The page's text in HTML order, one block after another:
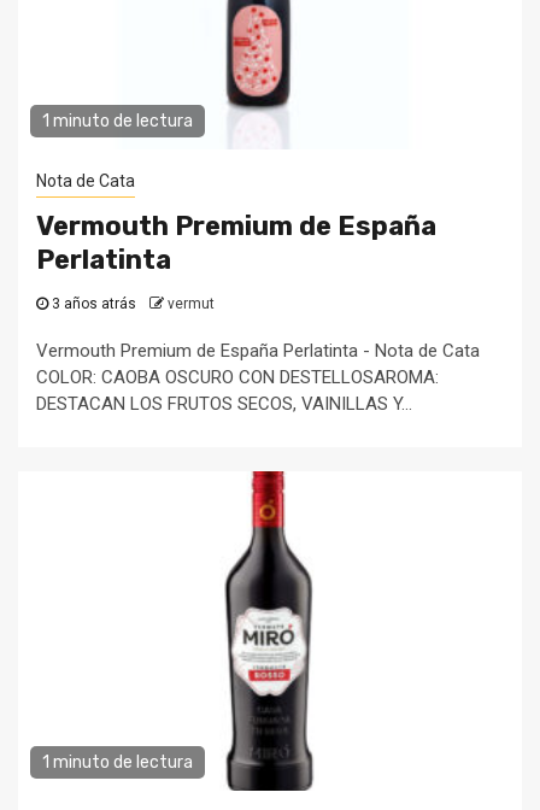
1 minuto de lectura
Nota de Cata
Vermouth Premium de España
Perlatinta
3 años atrás vermut
Vermouth Premium de España Perlatinta - Nota de Cata
COLOR: CAOBA OSCURO CON DESTELLOSAROMA:
DESTACAN LOS FRUTOS SECOS, VAINILLAS Y...
1 minuto de lectura